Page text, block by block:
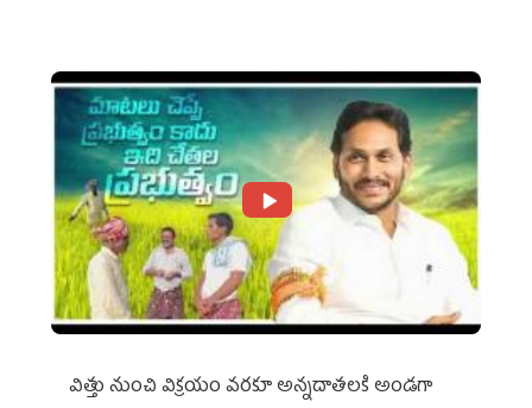
విత్తు నుంచి విక్రయం వరకూ అన్నదాతలకి అండగా